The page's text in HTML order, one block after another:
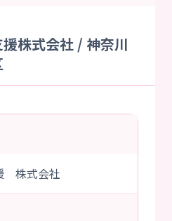
株式会社 / 神奈川
株式会社